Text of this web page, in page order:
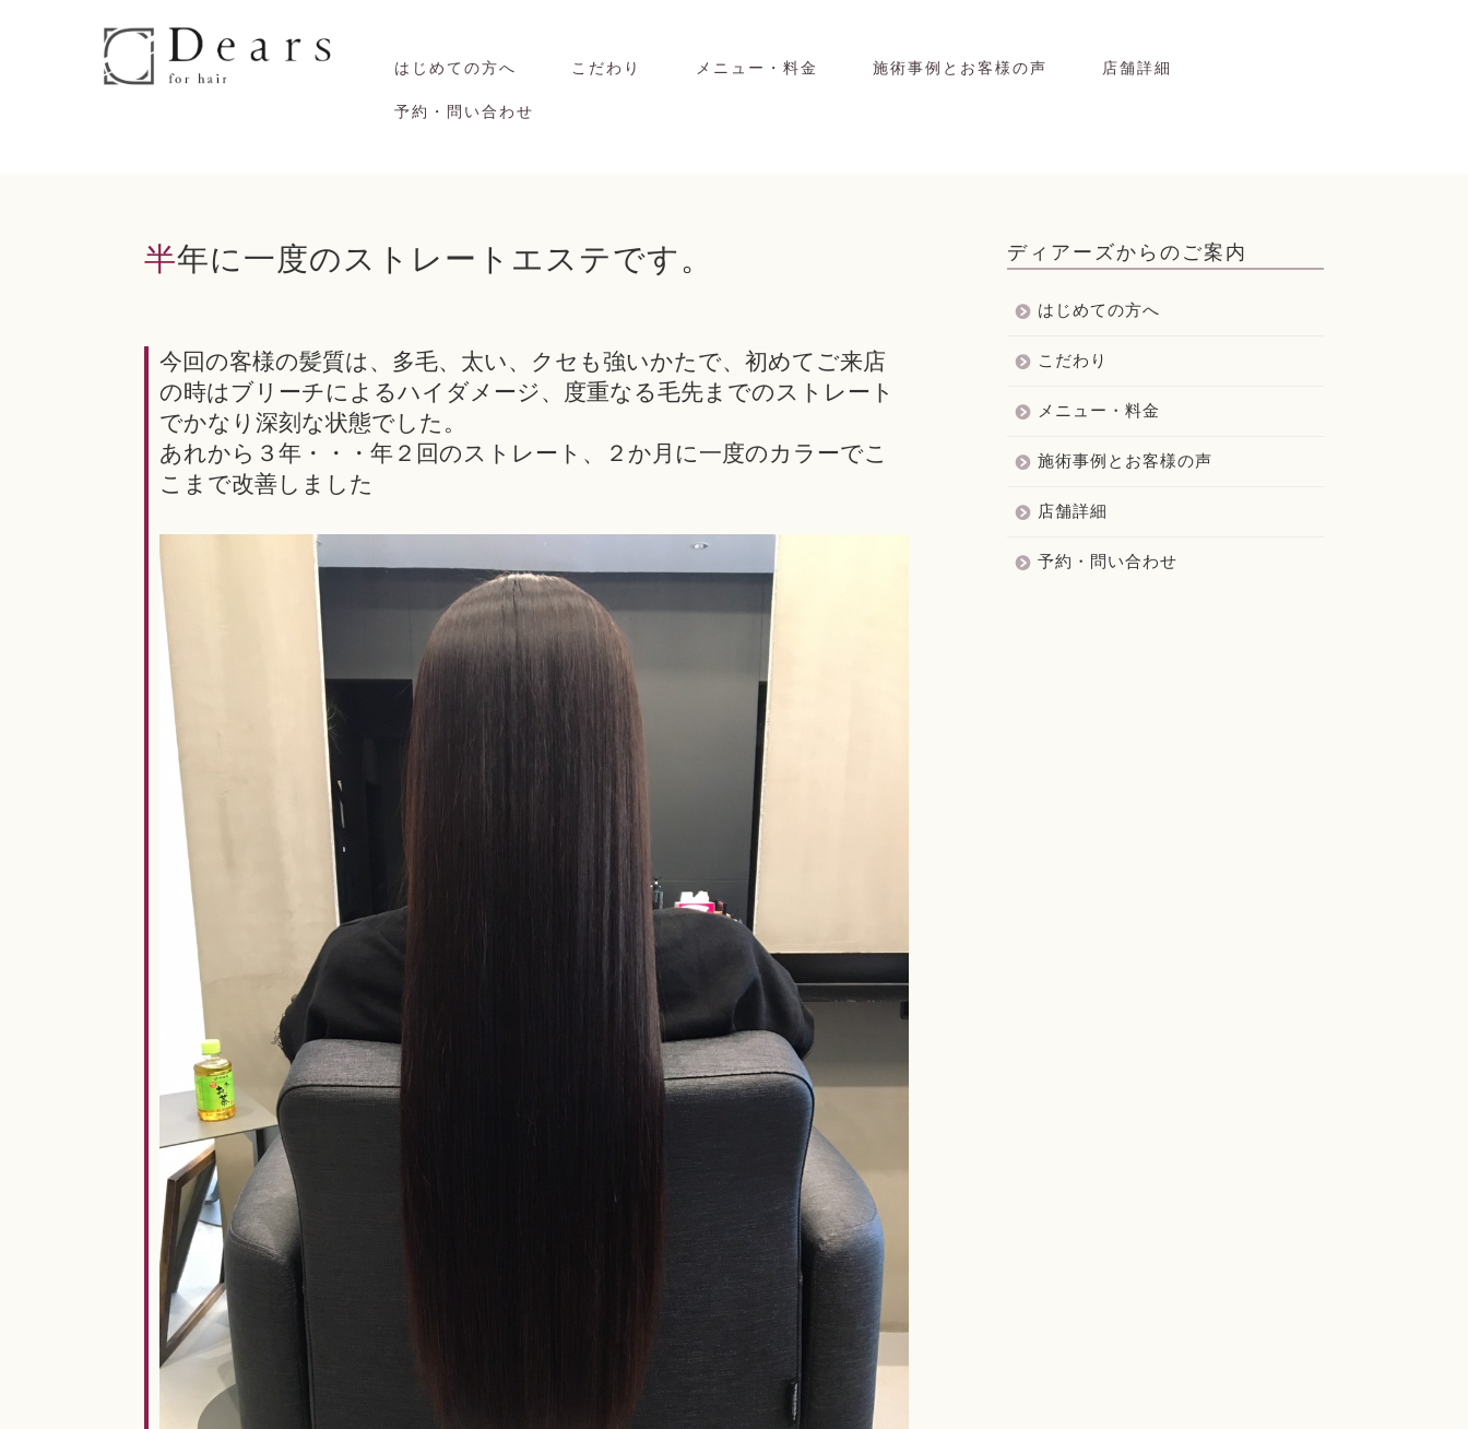
はじめての方へ こだわり メニュー・料金 施術事例とお客様の声 店舗詳細
予約・問い合わせ
半年に一度のストレートエステです。
今回の客様の髪質は、多毛、太い、クセも強いかたで、初めてご来店
の時はブリーチによるハイダメージ、度重なる毛先までのストレート
でかなり深刻な状態でした。
あれから３年・・・年２回のストレート、２か月に一度のカラーでこ
こまで改善しました
ディアーズからのご案内
はじめての方へ
こだわり
メニュー・料金
施術事例とお客様の声
店舗詳細
予約・問い合わせ